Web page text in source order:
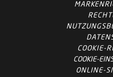
COOKIE-
COOKIE-
ONLINE-